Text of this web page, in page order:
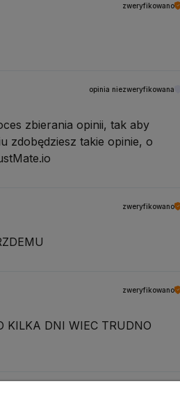
zweryfikowano
opinia niezweryfikowana
zbierania opinii, tak aby
zdobędziesz takie opinie, o
zweryfikowano
zweryfikowano
KILKA DNI WIEC TRUDNO